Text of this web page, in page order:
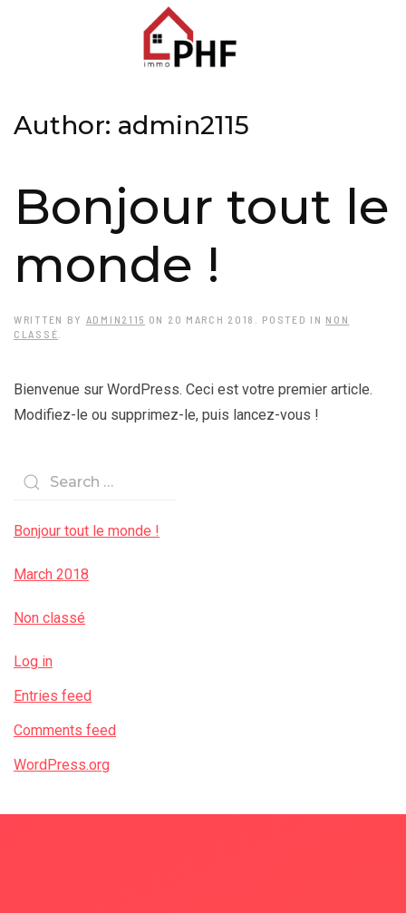
Author: admin2115
Bonjour tout le
monde !
WRITTEN BY ADMIN2115 ON 20 MARCH 2018 . POSTED IN NON
CLASSÉ
Bienvenue sur WordPress. Ceci est votre premier article.
Modifiez-le ou supprimez-le, puis lancez-vous !
Bonjour tout le monde !
March 2018
Non classé
Log in
Entries feed
Comments feed
WordPress.org